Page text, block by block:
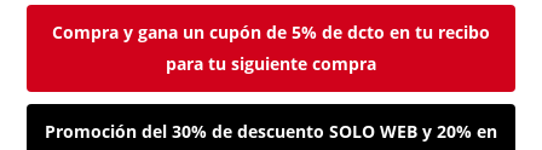
Compra y gana un cupón de 5% de dcto en tu recibo
para tu siguiente compra
Promoción del 30% de descuento SOLO WEB y 20% en